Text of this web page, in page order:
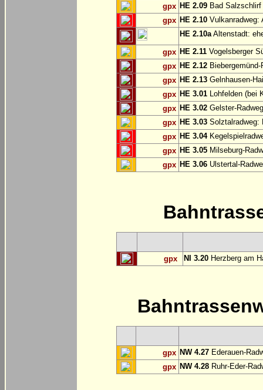
gpx HE 2.09 Bad
gpx HE 2.10 Vulkanradweg:
HE 2.10aAltenstadt:
gpx HE 2.11 Vogelsberger
gpx HE 2.12
gpx HE 2.13 Gelnhausen-
gpx HE 3.01 Lohfelden (bei
gpx HE 3.02 Gelster-
gpx HE 3.03 Solztalradweg:
gpx HE 3.04
gpx HE 3.05 Milseburg-
gpx HE 3.06 Ulstertal-
gpx NI 3.20 Herzberg am
gpx NW 4.27 Ederauen-
gpx NW 4.28 Ruhr-Eder-